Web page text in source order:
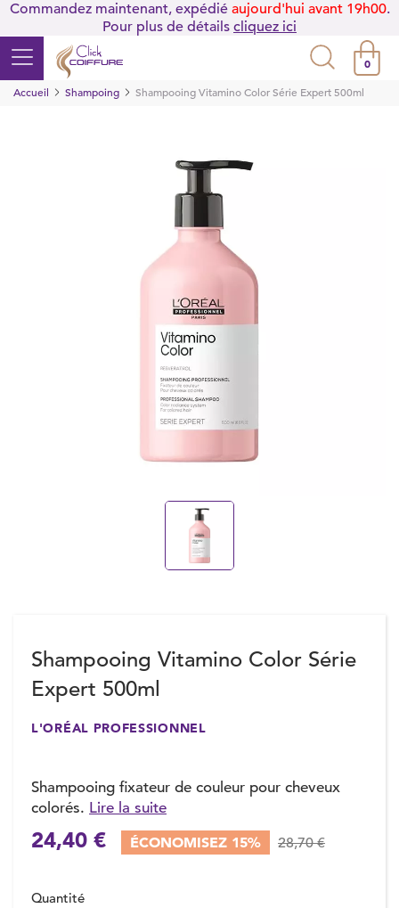
Commandez maintenant, expédié aujourd'hui avant 19h00.
Pour plus de détails cliquez ici
0
Accueil
Shampoing Shampooing Vitamino Color Série Expert 500ml
Shampooing Vitamino Color Série
Expert 500ml
L'ORÉAL PROFESSIONNEL
Shampooing fixateur de couleur pour cheveux
colorés. Lire la suite
24,40 € ÉCONOMISEZ 15% 28,70 €
Quantité